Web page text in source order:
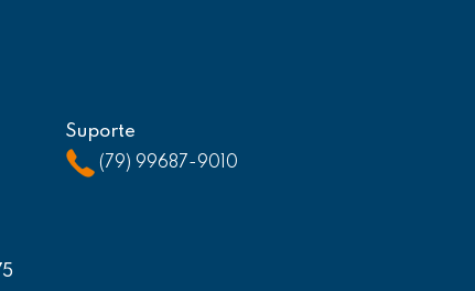
Suporte
(79) 99687-9010